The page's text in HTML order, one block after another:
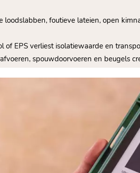
loodslabben, foutieve lateien, open
of EPS verliest isolatiewaarde en
spouwdoorvoeren en beugels